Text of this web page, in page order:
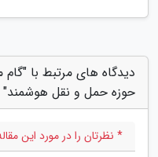
دیدگاه های مرتبط با
حوزه حمل و نقل هوشمند"
* نظرتان را در مورد این